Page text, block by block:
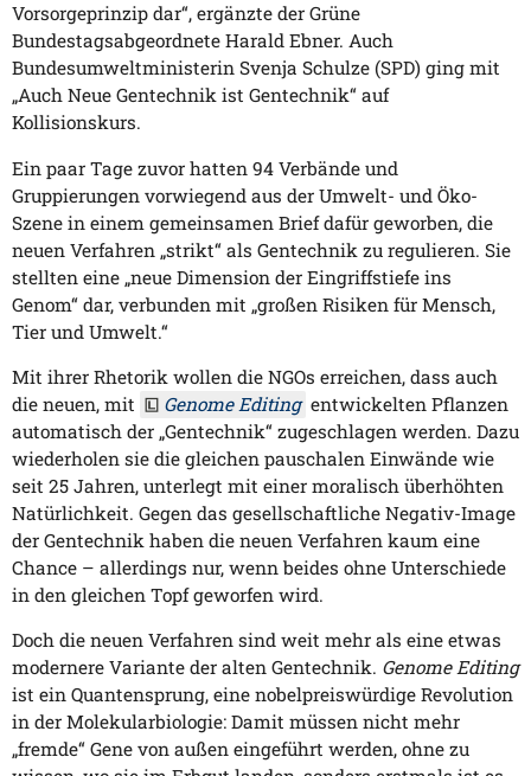
Vorsorgeprinzip dar“, ergänzte der Grüne
Bundestagsabgeordnete Harald Ebner. Auch
Bundesumweltministerin Svenja Schulze (SPD) ging mit
„Auch Neue Gentechnik ist Gentechnik“ auf
Kollisionskurs.
Ein paar Tage zuvor hatten 94 Verbände und
Gruppierungen vorwiegend aus der Umwelt- und Öko-
Szene in einem gemeinsamen Brief dafür geworben, die
neuen Verfahren „strikt“ als Gentechnik zu regulieren. Sie
stellten eine „neue Dimension der Eingriffstiefe ins
Genom“ dar, verbunden mit „großen Risiken für Mensch,
Tier und Umwelt.“
Mit ihrer Rhetorik wollen die NGOs erreichen, dass auch
die neuen, mit
Genome Editing entwickelten Pflanzen
automatisch der „Gentechnik“ zugeschlagen werden. Dazu
wiederholen sie die gleichen pauschalen Einwände wie
seit 25 Jahren, unterlegt mit einer moralisch überhöhten
Natürlichkeit. Gegen das gesellschaftliche Negativ-Image
der Gentechnik haben die neuen Verfahren kaum eine
Chance – allerdings nur, wenn beides ohne Unterschiede
in den gleichen Topf geworfen wird.
Doch die neuen Verfahren sind weit mehr als eine etwas
modernere Variante der alten Gentechnik. Genome Editing
ist ein Quantensprung, eine nobelpreiswürdige Revolution
in der Molekularbiologie: Damit müssen nicht mehr
„fremde“ Gene von außen eingeführt werden, ohne zu